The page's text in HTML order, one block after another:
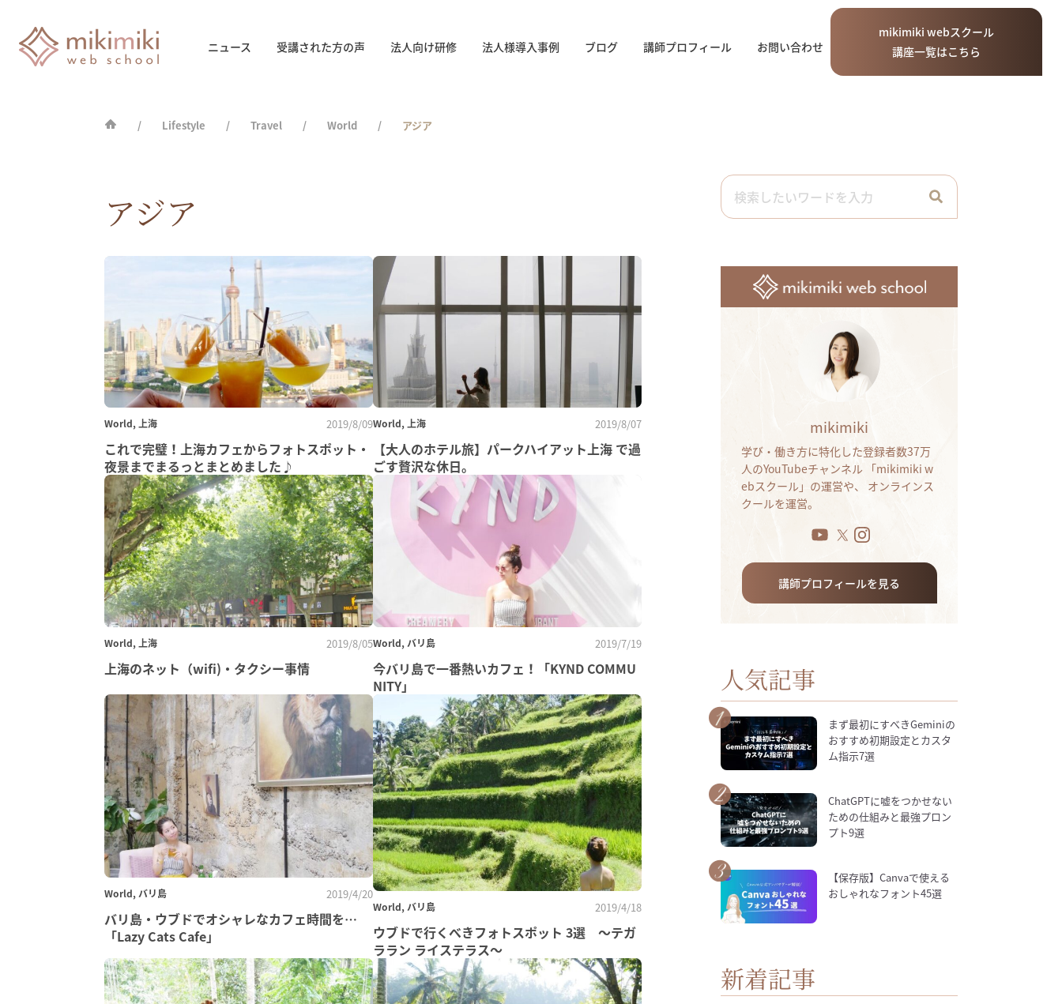
ニュース 受講された方の声 法人向け研修 法人様導入事例 ブログ 講師プロフィール お問い合わせ
mikimiki webスクール
講座一覧はこちら
Lifestyle Travel World アジア
アジア
World, 上海 2019/8/09
これで完璧！上海カフェからフォトスポット・
夜景までまるっとまとめました♪
World, 上海 2019/8/07
【大人のホテル旅】パークハイアット上海 で過
ごす贅沢な休日。
World, 上海 2019/8/05
上海のネット（wifi)・タクシー事情
World, バリ島 2019/7/19
今バリ島で一番熱いカフェ！「KYND COMMU
NITY」
World, バリ島 2019/4/20
バリ島・ウブドでオシャレなカフェ時間を…
「Lazy Cats Cafe」
World, バリ島 2019/4/18
ウブドで行くべきフォトスポット 3選 〜テガ
ララン ライステラス〜
mikimiki
学び・働き方に特化した登録者数37万
人のYouTubeチャンネル 「mikimiki w
ebスクール」の運営や、 オンラインス
クールを運営。
講師プロフィールを見る
人気記事
まず最初にすべきGeminiの
おすすめ初期設定とカスタ
ム指示7選
ChatGPTに嘘をつかせない
ための仕組みと最強プロン
プト9選
【保存版】Canvaで使える
おしゃれなフォント45選
新着記事